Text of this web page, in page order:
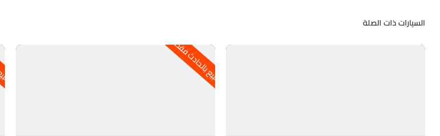
السيارات ذات الصلة
للبيع بالحادث فقط